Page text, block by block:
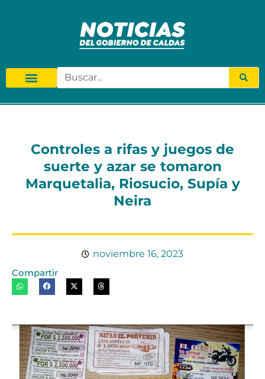
Controles a rifas y juegos de
suerte y azar se tomaron
Marquetalia, Riosucio, Supía y
Neira
noviembre 16, 2023
Compartir